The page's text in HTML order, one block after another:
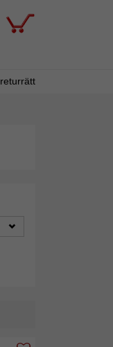
returrätt